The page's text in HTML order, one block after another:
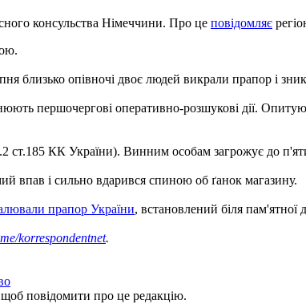
консульства Німеччини. Про це повідомляє
близько опівночі двоє людей викрали прапор і
першочергові оперативно-розшукові дії.
ст.185 КК України). Винним особам загрожує до
впав і сильно вдарився спиною об ґанок магазину.
прапор України, встановлений біля
korrespondentnet.
повідомити про це редакцію.